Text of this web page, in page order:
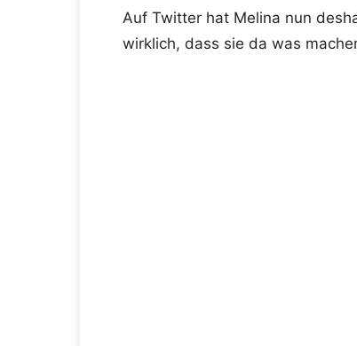
Auf Twitter hat Melina nun
wirklich, dass sie da was